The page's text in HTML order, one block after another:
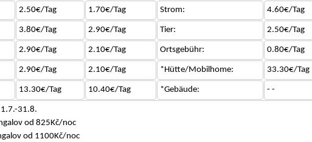
2.50€/Tag 1.70€/Tag Strom: 4.60€/Tag
3.80€/Tag 2.90€/Tag Tier: 2.50€/Tag
2.90€/Tag 2.10€/Tag Ortsgebühr: 0.80€/Tag
2.90€/Tag 2.10€/Tag *Hütte/Mobilhome: 33.30€/Tag
13.30€/Tag 10.40€/Tag *Gebäude: - -
1.7.-31.8.
od 825Kč/noc
od 1100Kč/noc